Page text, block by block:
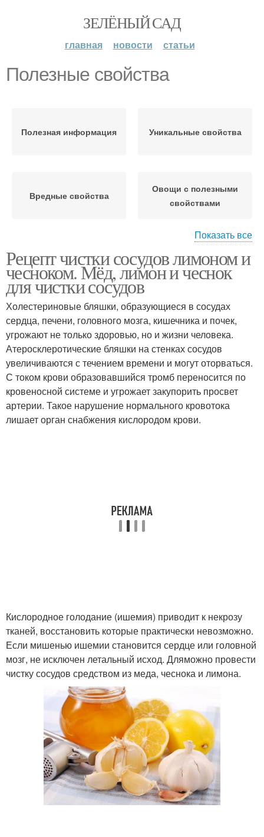
ЗЕЛЁНЫЙ САД
главная новости статьи
Полезные свойства
Полезная информация Уникальные свойства
Вредные свойства
Овощи с полезными
свойствами
Питательные свойства Полезные вещества
Разница между
полезными свойствами
Полезные советы
Полезные способы
Показать все
Рецепт чистки сосудов лимоном и
чесноком. Мёд, лимон и чеснок
для чистки сосудов
Холестериновые бляшки, образующиеся в сосудах
сердца, печени, головного мозга, кишечника и почек,
угрожают не только здоровью, но и жизни человека.
Атеросклеротические бляшки на стенках сосудов
увеличиваются с течением времени и могут оторваться.
С током крови образовавшийся тромб переносится по
кровеносной системе и угрожает закупорить просвет
артерии. Такое нарушение нормального кровотока
лишает орган снабжения кислородом крови.
Кислородное голодание (ишемия) приводит к некрозу
тканей, восстановить которые практически невозможно.
Если мишенью ишемии становится сердце или головной
мозг, не исключен летальный исход. Дляможно провести
чистку сосудов средством из меда, чеснока и лимона.